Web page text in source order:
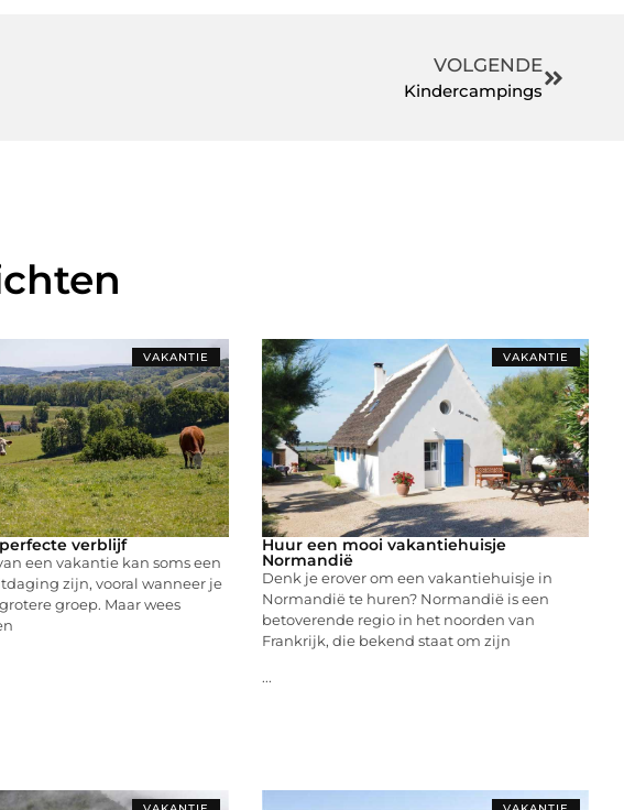
VOLGENDE
Kindercampings
VAKANTIE
verblijf
een vakantie kan soms een
zijn, vooral wanneer je
groep. Maar wees
VAKANTIE
Huur een mooi vakantiehuisje
Normandië
Denk je erover om een vakantiehuisje in
Normandië te huren? Normandië is een
betoverende regio in het noorden van
Frankrijk, die bekend staat om zijn
...